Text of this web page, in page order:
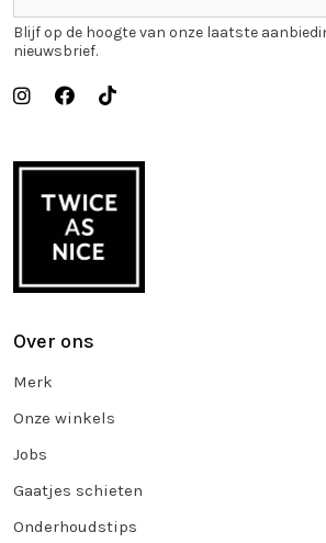
Over ons
Merk
Onze winkels
Jobs
Gaatjes schieten
Onderhoudstips
Blijf op de hoogte van onze laatste
nieuwsbrief.